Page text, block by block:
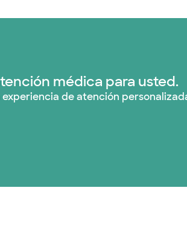
médica para usted.
de atención